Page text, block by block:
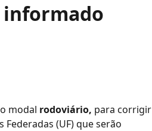
informado
modal rodoviário, para corrigir
(UF) que serão